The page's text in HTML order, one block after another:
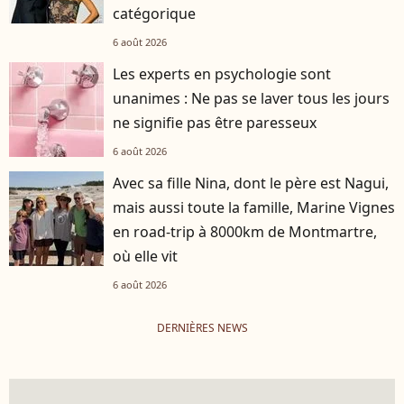
catégorique
6 août 2026
Les experts en psychologie sont
unanimes : Ne pas se laver tous les jours
ne signifie pas être paresseux
6 août 2026
Avec sa fille Nina, dont le père est Nagui,
mais aussi toute la famille, Marine Vignes
en road-trip à 8000km de Montmartre,
où elle vit
6 août 2026
DERNIÈRES NEWS